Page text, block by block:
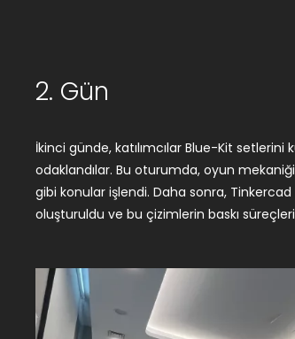
2. Gün
İkinci günde, katılımcılar Blue-Kit
odaklandılar. Bu oturumda, oyun
gibi konular işlendi. Daha sonra,
oluşturuldu ve bu çizimlerin baskı
temel CAD prensipleri öğretilerek